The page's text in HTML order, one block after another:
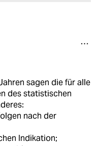
sagen die für alle
des statistischen
nach der
Indikation;